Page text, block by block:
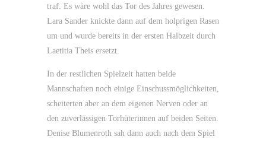
traf. Es wäre wohl das Tor des Jahres gewesen.
Lara Sander knickte dann auf dem holprigen Rasen
um und wurde bereits in der ersten Halbzeit durch
Laetitia Theis ersetzt.
In der restlichen Spielzeit hatten beide
Mannschaften noch einige Einschussmöglichkeiten,
scheiterten aber an dem eigenen Nerven oder an
den zuverlässigen Torhüterinnen auf beiden Seiten.
Denise Blumenroth sah dann auch nach dem Spiel